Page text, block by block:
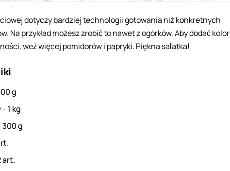
dotyczy bardziej technologii gotowania niż konkretnych
Na przykład możesz zrobić to nawet z ogórków. Aby dodać
weź więcej pomidorów i papryki. Piękna sałatka!
g
- 1 kg
300g
art.